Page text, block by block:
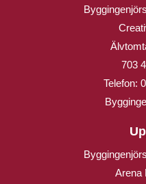
703
Telefon:
Arena